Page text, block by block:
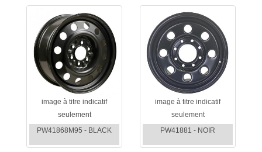
image à titre indicatif
seulement
PW41868M95 - BLACK
image à titre indicatif
seulement
PW41881 - NOIR